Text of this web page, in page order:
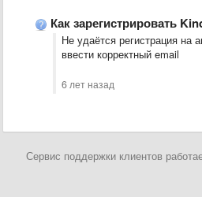
Как зарегистрировать
Не удаётся регистрация на
ввести корректный email
6 лет назад
Сервис поддержки клиентов